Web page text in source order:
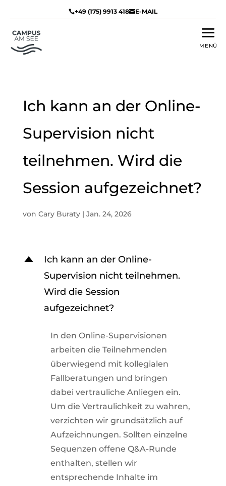
+49 (175) 9913 418E-MAIL
Ich kann an der Online-
Supervision nicht
teilnehmen. Wird die
Session aufgezeichnet?
von Cary Buraty| Jan. 24, 2026
D
Ich kann an der Online-
Supervision nicht teilnehmen.
Wird die Session
aufgezeichnet?
In den Online-Supervisionen
arbeiten die Teilnehmenden
überwiegend mit kollegialen
Fallberatungen und bringen
dabei vertrauliche Anliegen ein.
Um die Vertraulichkeit zu wahren,
verzichten wir grundsätzlich auf
Aufzeichnungen. Sollten einzelne
Sequenzen offene Q&A-Runde
enthalten, stellen wir
entsprechende Inhalte im